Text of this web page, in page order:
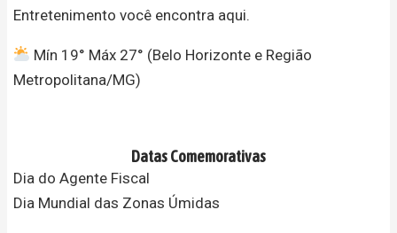
Entretenimento você encontra aqui.
Mín 19° Máx 27° (Belo Horizonte e Região
Metropolitana/MG)
Datas Comemorativas
Dia do Agente Fiscal
Dia Mundial das Zonas Úmidas